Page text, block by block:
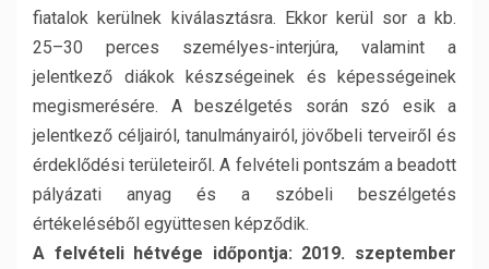
fiatalok kerülnek kiválasztásra. Ekkor kerül sor a kb.
25–30 perces személyes-interjúra, valamint a
jelentkező diákok készségeinek és képességeinek
megismerésére. A beszélgetés során szó esik a
jelentkező céljairól, tanulmányairól, jövőbeli terveiről és
érdeklődési területeiről. A felvételi pontszám a beadott
pályázati anyag és a szóbeli beszélgetés
értékeléséből együttesen képződik.
A felvételi hétvége időpontja: 2019. szeptember